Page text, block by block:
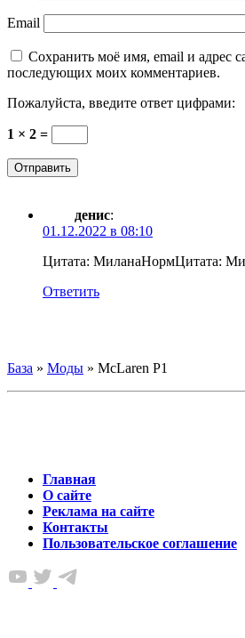
Email
Сохранить моё имя, email и адрес
последующих моих комментариев.
Пожалуйста, введите ответ цифрами:
1 × 2 =
денис:
01.12.2022 в 08:10
Цитата: МиланаНормЦитата:
Ответить
База » Моды » McLaren P1
Главная
О сайте
Реклама на сайте
Контакты
Пользовательское соглашение